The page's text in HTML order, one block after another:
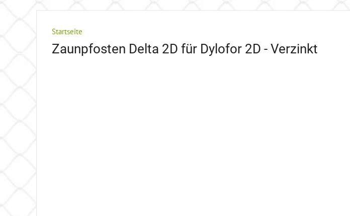
Startseite
Zaunpfosten Delta 2D für Dylofor 2D - Verzinkt